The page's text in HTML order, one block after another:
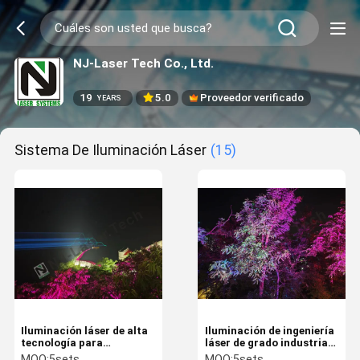
NJ-Laser Tech Co., Ltd.
19 YEARS 5.0 Proveedor verificado
Sistema De Iluminación Láser (15)
Iluminación láser de alta
tecnología para
conciertos Opciones de
Iluminación de ingeniería
láser de grado industrial
con clasificación IP65 50